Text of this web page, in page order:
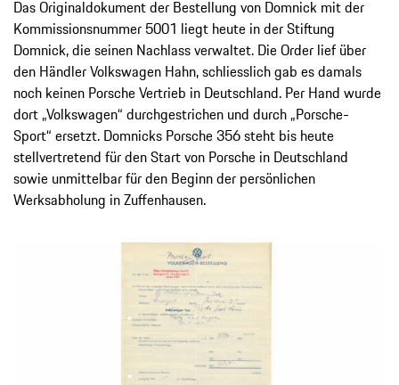
Das Originaldokument der Bestellung von Domnick mit der
Kommissionsnummer 5001 liegt heute in der Stiftung
Domnick, die seinen Nachlass verwaltet. Die Order lief über
den Händler Volkswagen Hahn, schliesslich gab es damals
noch keinen Porsche Vertrieb in Deutschland. Per Hand wurde
dort „Volkswagen“ durchgestrichen und durch „Porsche-
Sport“ ersetzt. Domnicks Porsche 356 steht bis heute
stellvertretend für den Start von Porsche in Deutschland
sowie unmittelbar für den Beginn der persönlichen
Werksabholung in Zuffenhausen.